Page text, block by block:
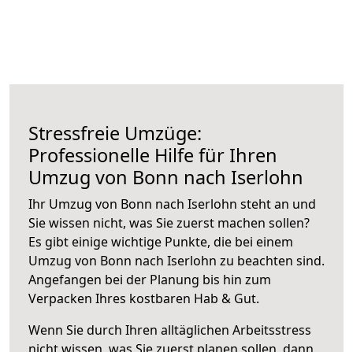
Stressfreie Umzüge:
Professionelle Hilfe für Ihren
Umzug von Bonn nach Iserlohn
Ihr Umzug von Bonn nach Iserlohn steht an und
Sie wissen nicht, was Sie zuerst machen sollen?
Es gibt einige wichtige Punkte, die bei einem
Umzug von Bonn nach Iserlohn zu beachten sind.
Angefangen bei der Planung bis hin zum
Verpacken Ihres kostbaren Hab & Gut.
Wenn Sie durch Ihren alltäglichen Arbeitsstress